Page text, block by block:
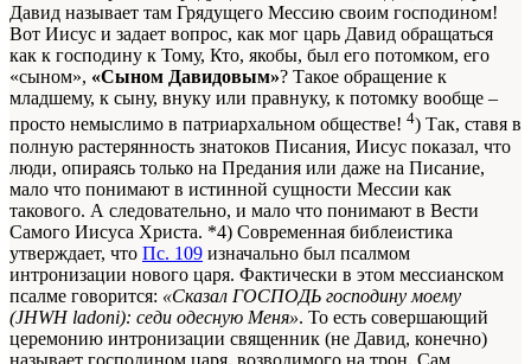
Давид называет там Грядущего Мессию своим господином!
Вот Иисус и задает вопрос, как мог царь Давид обращаться
как к господину к Тому, Кто, якобы, был его потомком, его
«сыном», «Сыном Давидовым»? Такое обращение к
младшему, к сыну, внуку или правнуку, к потомку вообще –
просто немыслимо в патриархальном обществе! 4) Так, ставя в
полную растерянность знатоков Писания, Иисус показал, что
люди, опираясь только на Предания или даже на Писание,
мало что понимают в истинной сущности Мессии как
такового. А следовательно, и мало что понимают в Вести
Самого Иисуса Христа. *4) Современная библеистика
утверждает, что Пс. 109 изначально был псалмом
интронизации нового царя. Фактически в этом мессианском
псалме говорится: «Сказал ГОСПОДЬ господину моему
(JHWH ladoni): седи одесную Меня». То есть совершающий
церемонию интронизации священник (не Давид, конечно)
называет господином царя, возводимого на трон. Сам